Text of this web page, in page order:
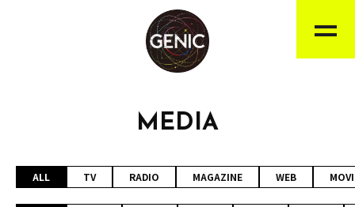
MEDIA
ALL TV RADIO MAGAZINE WEB